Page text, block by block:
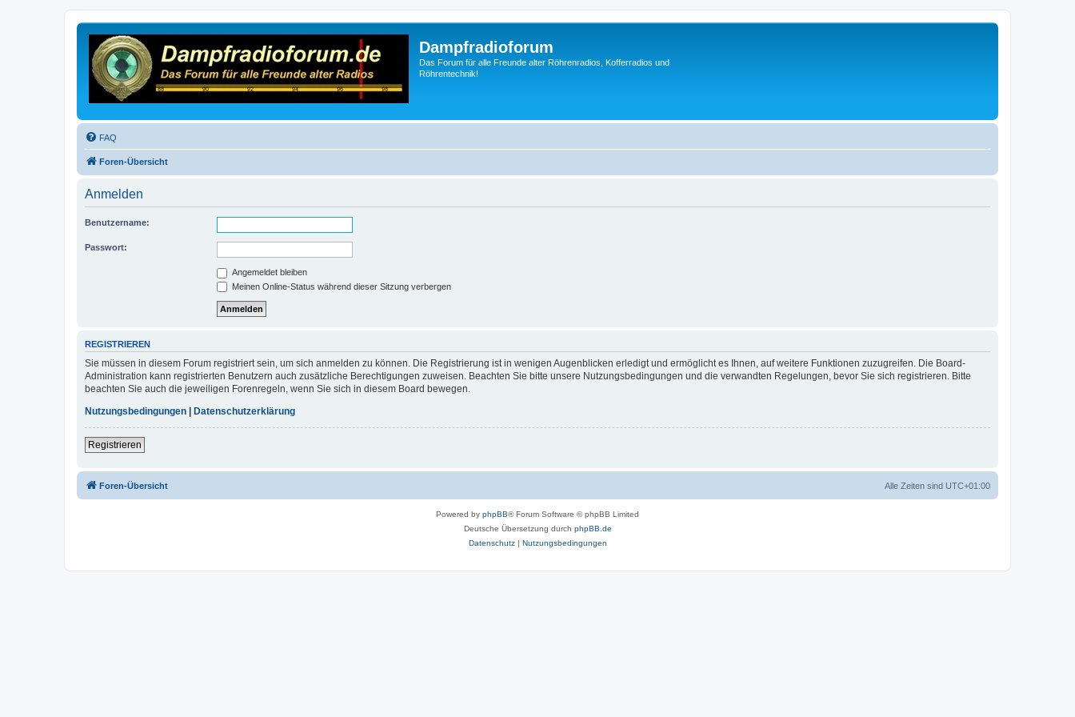
Dampfradioforum
Das Forum für alle Freunde alter Röhrenradios, Kofferradios und
Röhrentechnik!
FAQ
Foren-Übersicht
Anmelden
Benutzername:
Passwort:
Angemeldet bleiben
Meinen Online-Status während dieser Sitzung verbergen
REGISTRIEREN
Sie müssen in diesem Forum registriert sein, um sich anmelden zu können. Die Registrierung ist in wenigen Augenblicken erledigt und ermöglicht es Ihnen, auf weitere Funktionen zuzugreifen. Die Board-
Administration kann registrierten Benutzern auch zusätzliche Berechtigungen zuweisen. Beachten Sie bitte unsere Nutzungsbedingungen und die verwandten Regelungen, bevor Sie sich registrieren. Bitte
beachten Sie auch die jeweiligen Forenregeln, wenn Sie sich in diesem Board bewegen.
Nutzungsbedingungen | Datenschutzerklärung
Registrieren
Foren-Übersicht Alle Zeiten sind UTC+01:00
Powered by phpBB® Forum Software © phpBB Limited
Deutsche Übersetzung durch phpBB.de
Datenschutz| Nutzungsbedingungen